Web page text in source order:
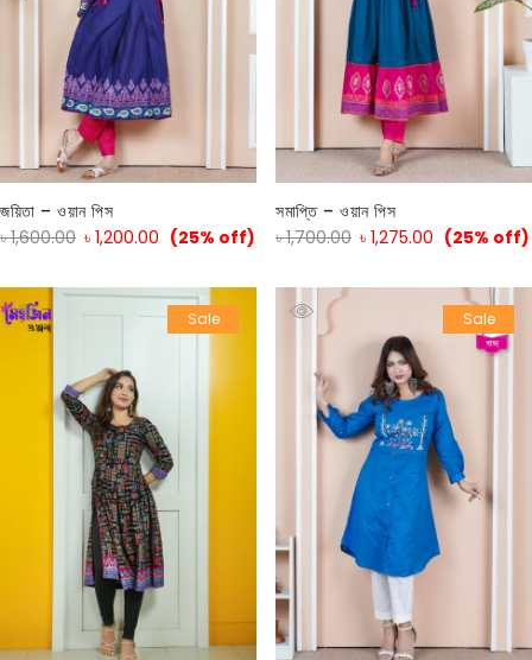
জয়িতা – ওয়ান পিস
৳1,600.00 ৳ 1,200.00 (25% off)
সমাপ্তি – ওয়ান পিস
৳1,700.00 ৳ 1,275.00 (25% off)
Sale Sale